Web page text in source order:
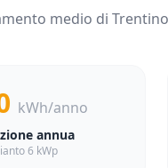
medio di
kWh/anno
annua
6 kWp